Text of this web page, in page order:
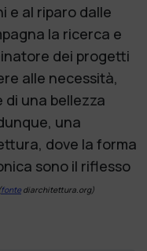
e al riparo dalle
la ricerca e
dei progetti
alle necessità,
una bellezza
una
dove la forma
sono il riflesso
(fonte diarchitettura.org)